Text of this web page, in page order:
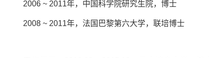
2006 ~ 2011年，中国科学院研究生院，博士
2008 ~ 2011年，法国巴黎第六大学，联培博士